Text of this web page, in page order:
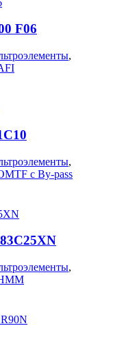
F06
,
,
с By-pass
,